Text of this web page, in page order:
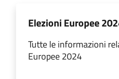
Elezioni Europee
Tutte le informazioni
Europee 2024